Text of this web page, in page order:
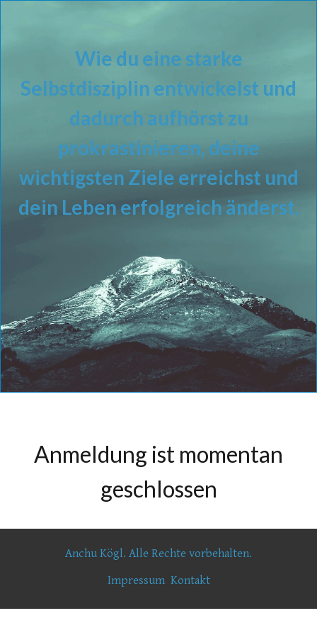
Wie du eine starke
Selbstdisziplin entwickelst und
dadurch aufhörst zu
prokrastinieren, deine
wichtigsten Ziele erreichst und
dein Leben erfolgreich änderst.
Anmeldung ist momentan
geschlossen
Anchu Kögl. Alle Rechte vorbehalten.
Impressum Kontakt